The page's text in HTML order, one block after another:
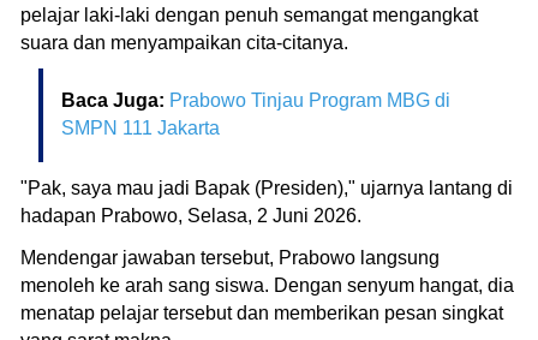
pelajar laki-laki dengan penuh semangat mengangkat
suara dan menyampaikan cita-citanya.
Baca Juga: Prabowo Tinjau Program MBG di
SMPN 111 Jakarta
"Pak, saya mau jadi Bapak (Presiden)," ujarnya lantang di
hadapan Prabowo, Selasa, 2 Juni 2026.
Mendengar jawaban tersebut, Prabowo langsung
menoleh ke arah sang siswa. Dengan senyum hangat, dia
menatap pelajar tersebut dan memberikan pesan singkat